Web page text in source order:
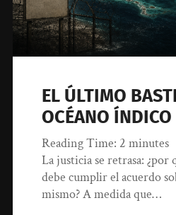
EL ÚLTIMO
OCÉANO ÍNDICO
Reading Time: 2 minutes
La justicia se retrasa:
debe cumplir el acuerdo
mismo? A medida que…